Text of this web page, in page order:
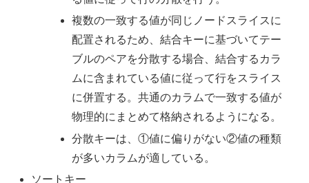
複数の一致する値が同じノードスライスに
配置されるため、結合キーに基づいてテー
ブルのペアを分散する場合、結合するカラ
ムに含まれている値に従って行をスライス
に併置する。共通のカラムで一致する値が
物理的にまとめて格納されるようになる。
分散キーは、①値に偏りがない②値の種類
が多いカラムが適している。
ソートキー